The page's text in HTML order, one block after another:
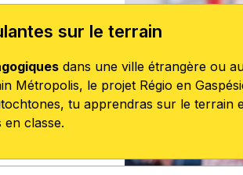
sur le terrain
dans une ville étrangère ou
Métropolis, le projet Régio en
tu apprendras sur le terrain
classe.